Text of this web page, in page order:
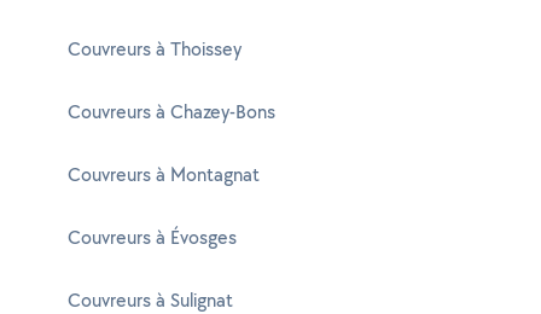
Couvreurs à Thoissey
Couvreurs à Chazey-Bons
Couvreurs à Montagnat
Couvreurs à Évosges
Couvreurs à Sulignat